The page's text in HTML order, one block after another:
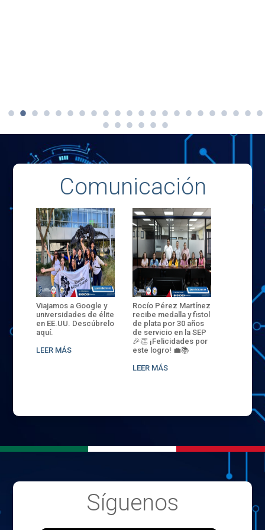
Comunicación
a Google y
de élite
Descúbrelo
Rocío Pérez Martínez
recibe medalla y fistol
de plata por 30 años
de servicio en la SEP
🎉👏 ¡Felicidades por
este logro! 💼📚
ENECB-CEA 2025:
Arrancamos La élite
del ITSJR inicia la
batalla. 35 mujeres y
32 hombres
compiten. Somos
LEER MÁS
Síguenos